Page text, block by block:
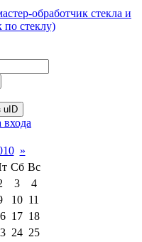
обработчик стекла и
по стеклу)
uID
»
Сб Вс
3
4
10 11
17 18
24 25